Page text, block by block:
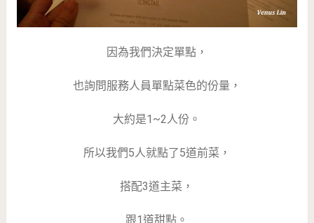
因為我們決定單點，
也詢問服務人員單點菜色的份量，
大約是1~2人份。
所以我們5人就點了5道前菜，
搭配3道主菜，
跟1道甜點。